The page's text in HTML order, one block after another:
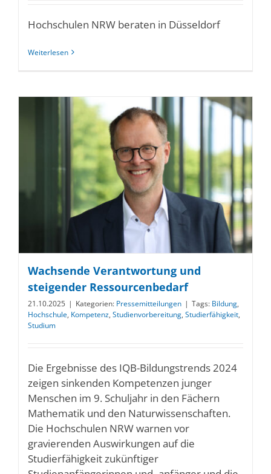
Hochschulen NRW beraten in Düsseldorf
Weiterlesen
Wachsende Verantwortung und
steigender Ressourcenbedarf
21.10.2025 | Kategorien: Pressemitteilungen | Tags: Bildung,
Hochschule, Kompetenz, Studienvorbereitung, Studierfähigkeit,
Studium
Die Ergebnisse des IQB-Bildungstrends 2024
zeigen sinkenden Kompetenzen junger
Menschen im 9. Schuljahr in den Fächern
Mathematik und den Naturwissenschaften.
Die Hochschulen NRW warnen vor
gravierenden Auswirkungen auf die
Studierfähigkeit zukünftiger